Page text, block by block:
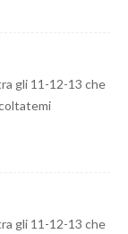
gli 11-12-13 che
gli 11-12-13 che